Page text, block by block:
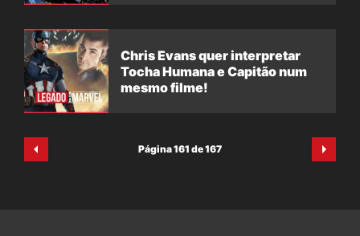
Chris Evans quer interpretar
Tocha Humana e Capitão num
mesmo filme!
Página 161 de 167